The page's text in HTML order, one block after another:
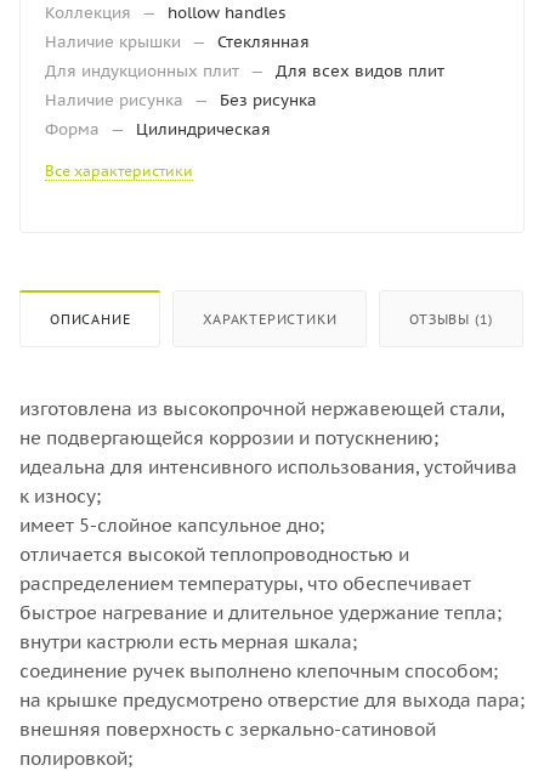
Коллекция
—
hollow handles
Наличие крышки
—
Стеклянная
Для индукционных плит —
Для всех видов плит
Наличие рисунка
—
Без рисунка
Форма
— Цилиндрическая
Все характеристики
ОПИСАНИЕ ХАРАКТЕРИСТИКИ ОТЗЫВЫ (1)
изготовлена из высокопрочной нержавеющей стали,
не подвергающейся коррозии и потускнению;
идеальна для интенсивного использования, устойчива
к износу;
имеет 5-слойное капсульное дно;
отличается высокой теплопроводностью и
распределением температуры, что обеспечивает
быстрое нагревание и длительное удержание тепла;
внутри кастрюли есть мерная шкала;
соединение ручек выполнено клепочным способом;
на крышке предусмотрено отверстие для выхода пара;
внешняя поверхность с зеркально-сатиновой
полировкой;